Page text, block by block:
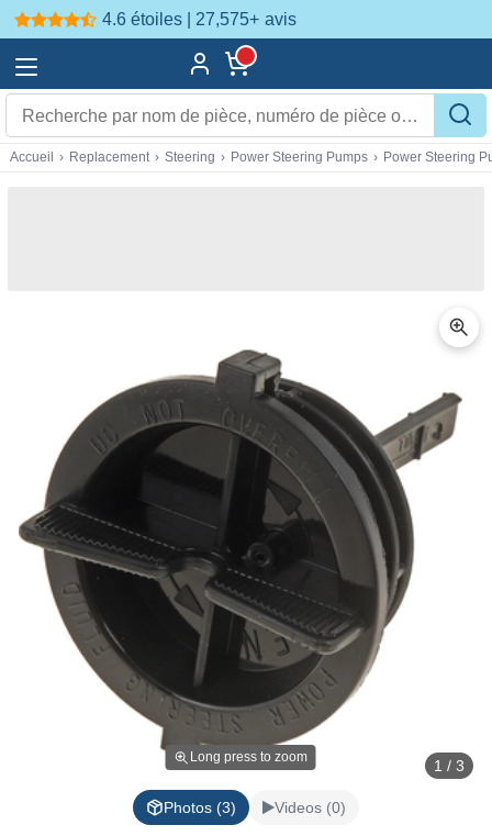
4.6 étoiles | 27,575+ avis
Accueil › Replacement › Steering › Power Steering Pumps › Power Steering
Long press to zoom 1 / 3
Photos (3) Videos (0)